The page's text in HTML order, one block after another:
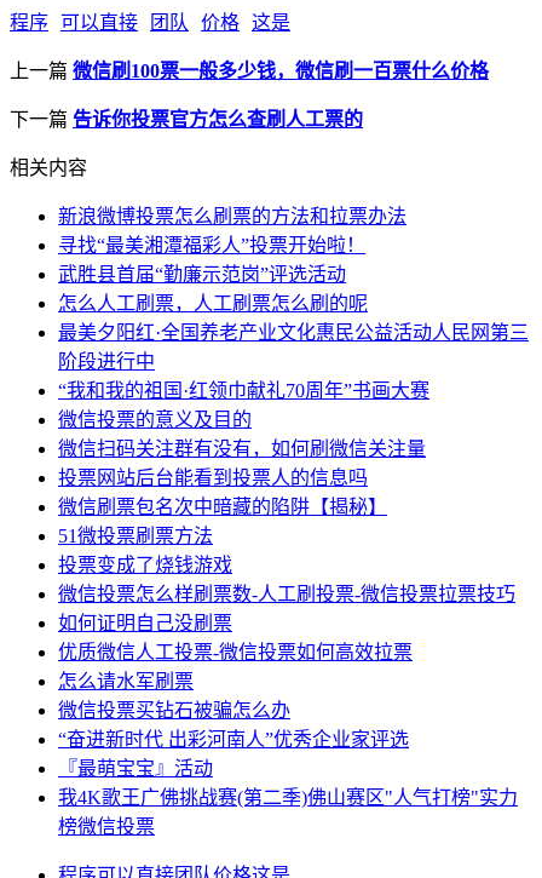
程序 可以直接 团队 价格 这是
上一篇 微信刷100票一般多少钱，微信刷一百票什么价格
下一篇 告诉你投票官方怎么查刷人工票的
相关内容
新浪微博投票怎么刷票的方法和拉票办法
寻找“最美湘潭福彩人”投票开始啦！
武胜县首届“勤廉示范岗”评选活动
怎么人工刷票，人工刷票怎么刷的呢
最美夕阳红·全国养老产业文化惠民公益活动人民网第三
阶段进行中
“我和我的祖国·红领巾献礼70周年”书画大赛
微信投票的意义及目的
微信扫码关注群有没有，如何刷微信关注量
投票网站后台能看到投票人的信息吗
微信刷票包名次中暗藏的陷阱【揭秘】
51微投票刷票方法
投票变成了烧钱游戏
微信投票怎么样刷票数-人工刷投票-微信投票拉票技巧
如何证明自己没刷票
优质微信人工投票-微信投票如何高效拉票
怎么请水军刷票
微信投票买钻石被骗怎么办
“奋进新时代 出彩河南人”优秀企业家评选
『最萌宝宝』活动
我4K歌王广佛挑战赛(第二季)佛山赛区"人气打榜"实力
榜微信投票